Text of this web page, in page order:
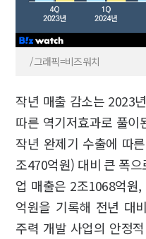
/그래픽=비즈워치
작년 매출 감소는 2023
따른 역기저효과로 풀이
작년 완제기 수출에 따
조470억원) 대비 큰 폭
업 매출은 2조1068억원
억원을 기록해 전년 대
주력 개발 사업의 안정